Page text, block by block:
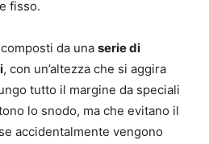
fisso.
da una serie di
, con un’altezza che si aggira
tutto il margine da speciali
lo snodo, ma che evitano il
accidentalmente vengono